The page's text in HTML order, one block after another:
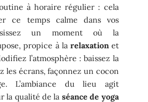
à horaire régulier : cela
ce temps calme dans vos
un moment où la
propice à la relaxationet
l’atmosphère : baissez la
les écrans, façonnez un cocon
L’ambiance du lieu agit
la qualité de la séance de yoga